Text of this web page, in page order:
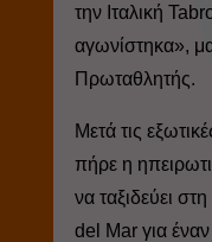
την Ιταλική
αγωνίστηκα»,
Πρωταθλητής.
Μετά τις
πήρε η
να ταξιδεύει
del Mar για